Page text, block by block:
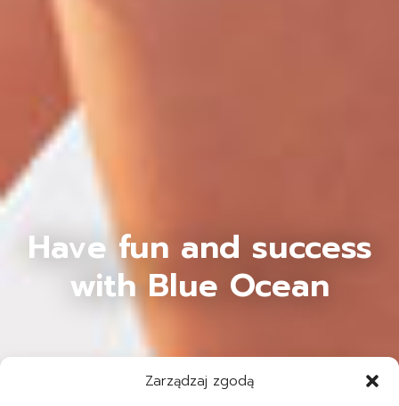
Zarządzaj zgodą
Have fun and success
with Blue Ocean